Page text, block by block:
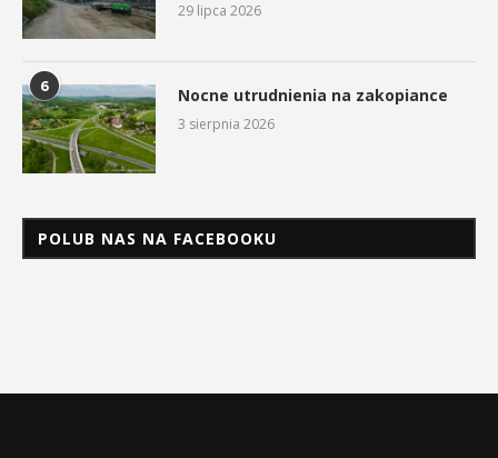
29 lipca 2026
6 Nocne utrudnienia na zakopiance
3 sierpnia 2026
POLUB NAS NA FACEBOOKU